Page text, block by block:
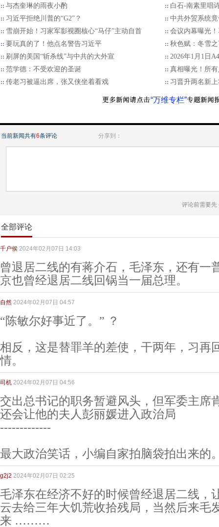
与杰奎琳的雨夜小酌
白石-南素里唱
习近平拒绝川普的“G2”？
中共外贸系统
雪崩开始！习家军影视圈核心“马仔”主动自首
会议内幕曝光
要玩真的了！他点名警告习近平
秋色赋：冬雪
刷屏的美国“斩杀线”与中共的大外宣
2026年1月1日
范学德：不受欢迎的圣诞
真相曝光！所
传老习被逼出席，张又侠坐着看戏
习晋升两名新
“万维专栏”
当前新闻共有6条评论 分享到：
评论前需要先
全部评论
千户侯 2024年02月07日 14:03
曾退居二线的有蒋介石，毛泽东，还有一
京也曾经退居二线回锅当一届总理。
自然 2024年02月07日 04:57
“陈敏尔好事近了。” ？
相反，这是替罪羊的差使，干两年，习再
情。
司机 2024年02月07日 04:56
交出总书记的职务暂避风头，但军委主席
还会让他的夫人彭丽媛进入政治局
-------------
最大政治笑话，小编自家拍脑袋拍出来的
g2j2 2024年02月07日 02:25
毛泽东在经济不好的时候曾经退居二线，
云去给三年大饥荒收拾残局，当然后来毛
来 ………